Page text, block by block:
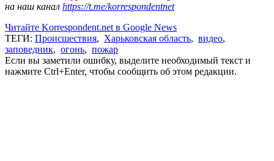
на наш канал https://t.me/korrespondentnet
Читайте Korrespondent.net в Google News
ТЕГИ: Происшествия, Харьковская область, видео,
заповедник, огонь, пожар
Если вы заметили ошибку, выделите необходимый текст и
нажмите Ctrl+Enter, чтобы сообщить об этом редакции.